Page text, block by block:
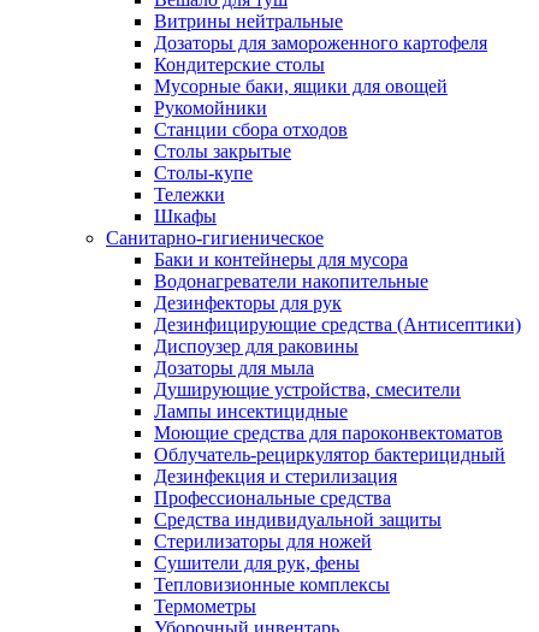
Витрины нейтральные
Дозаторы для замороженного картофеля
Кондитерские столы
Мусорные баки, ящики для овощей
Рукомойники
Станции сбора отходов
Столы закрытые
Столы-купе
Тележки
Шкафы
Санитарно-гигиеническое
Баки и контейнеры для мусора
Водонагреватели накопительные
Дезинфекторы для рук
Дезинфицирующие средства (Антисептики)
Диспоузер для раковины
Дозаторы для мыла
Душирующие устройства, смесители
Лампы инсектицидные
Моющие средства для пароконвектоматов
Облучатель-рециркулятор бактерицидный
Дезинфекция и стерилизация
Профессиональные средства
Средства индивидуальной защиты
Стерилизаторы для ножей
Сушители для рук, фены
Тепловизионные комплексы
Термометры
Уборочный инвентарь